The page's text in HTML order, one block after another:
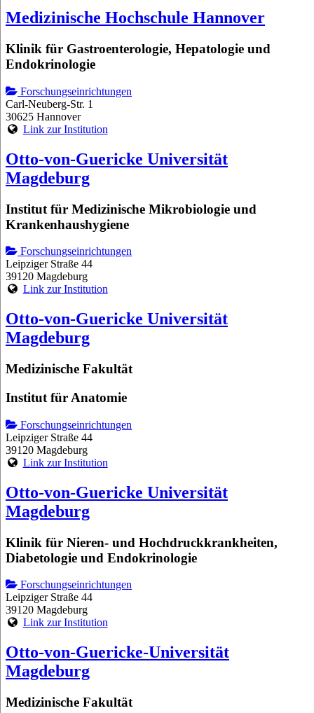
Medizinische Hochschule Hannover
Klinik für Gastroenterologie, Hepatologie und
Endokrinologie
Forschungseinrichtungen
Carl-Neuberg-Str. 1
30625 Hannover
Link zur Institution
Otto-von-Guericke Universität
Magdeburg
Institut für Medizinische Mikrobiologie und
Krankenhaushygiene
Forschungseinrichtungen
Leipziger Straße 44
39120 Magdeburg
Link zur Institution
Otto-von-Guericke Universität
Magdeburg
Medizinische Fakultät
Institut für Anatomie
Forschungseinrichtungen
Leipziger Straße 44
39120 Magdeburg
Link zur Institution
Otto-von-Guericke Universität
Magdeburg
Klinik für Nieren- und Hochdruckkrankheiten,
Diabetologie und Endokrinologie
Forschungseinrichtungen
Leipziger Straße 44
39120 Magdeburg
Link zur Institution
Otto-von-Guericke-Universität
Magdeburg
Medizinische Fakultät